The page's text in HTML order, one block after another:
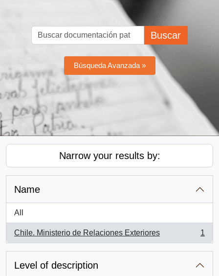
Buscar
Búsqueda Avanzada »
Narrow your results by:
Name
All
Chile. Ministerio de Relaciones Exteriores
, 1 results
1
Level of description